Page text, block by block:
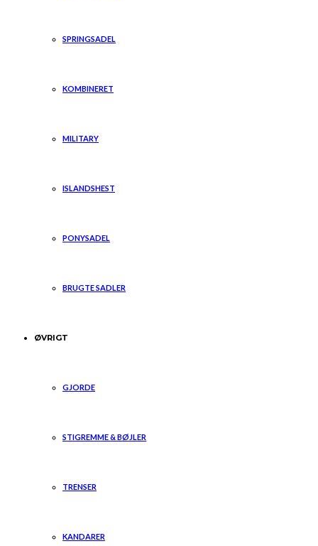
SPRINGSADEL
KOMBINERET
MILITARY
ISLANDSHEST
PONYSADEL
BRUGTE SADLER
ØVRIGT
GJORDE
STIGREMME & BØJLER
TRENSER
KANDARER